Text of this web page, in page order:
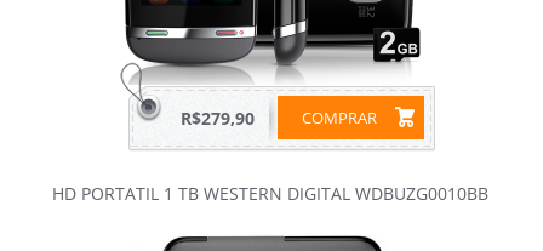
COMPRAR
R$279,90
HD PORTATIL 1 TB WESTERN DIGITAL WDBUZG0010BB